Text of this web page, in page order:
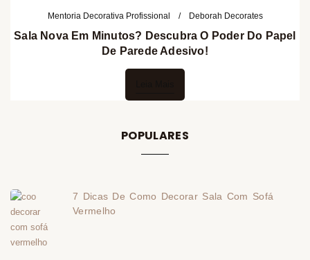
Mentoria Decorativa Profissional Deborah Decorates
Sala Nova Em Minutos? Descubra O Poder Do Papel
De Parede Adesivo!
POPULARES
7 Dicas De Como Decorar Sala Com Sofá
Vermelho